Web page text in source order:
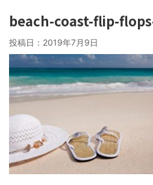
beach-coast-flip-
投稿日： 2019年7月9日